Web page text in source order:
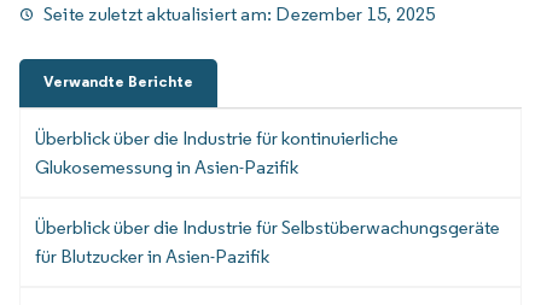
Seite zuletzt aktualisiert am: Dezember 15, 2025
Verwandte Berichte
Überblick über die Industrie für kontinuierliche
Glukosemessung in Asien-Pazifik
Überblick über die Industrie für Selbstüberwachungsgeräte
für Blutzucker in Asien-Pazifik